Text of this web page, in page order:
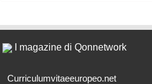
I magazine di Qonnetwork
Curriculumvitaeeuropeo.net